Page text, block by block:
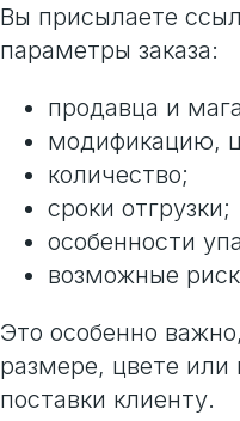
Вы присылаете
параметры заказа:
продавца и
модификацию,
количество;
сроки отгрузки;
особенности
возможные
Это особенно
размере, цвете
поставки клиенту.